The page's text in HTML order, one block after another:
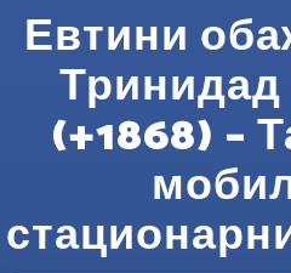
Евтини
Тринидад
(+1868) –